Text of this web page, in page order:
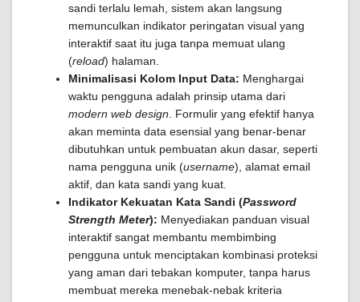
sandi terlalu lemah, sistem akan langsung
memunculkan indikator peringatan visual yang
interaktif saat itu juga tanpa memuat ulang
(reload) halaman.
Minimalisasi Kolom Input Data: Menghargai
waktu pengguna adalah prinsip utama dari
modern web design . Formulir yang efektif hanya
akan meminta data esensial yang benar-benar
dibutuhkan untuk pembuatan akun dasar, seperti
nama pengguna unik (username), alamat email
aktif, dan kata sandi yang kuat.
Indikator Kekuatan Kata Sandi (Password
Strength Meter): Menyediakan panduan visual
interaktif sangat membantu membimbing
pengguna untuk menciptakan kombinasi proteksi
yang aman dari tebakan komputer, tanpa harus
membuat mereka menebak-nebak kriteria